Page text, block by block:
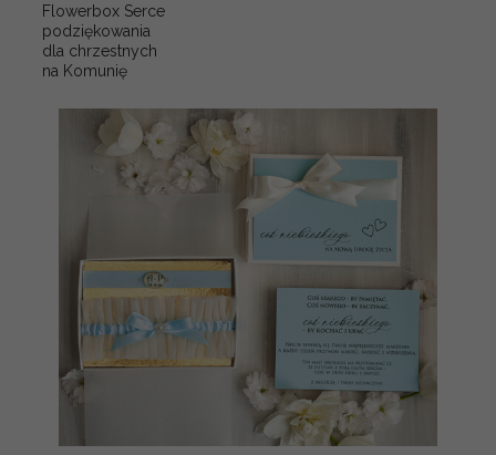
Flowerbox Serce
podziękowania
dla chrzestnych
na Komunię